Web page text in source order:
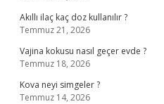
Akıllı ilaç kaç doz kullanılır ?
Temmuz 21, 2026
Vajina kokusu nasıl geçer evde ?
Temmuz 18, 2026
Kova neyi simgeler ?
Temmuz 14, 2026